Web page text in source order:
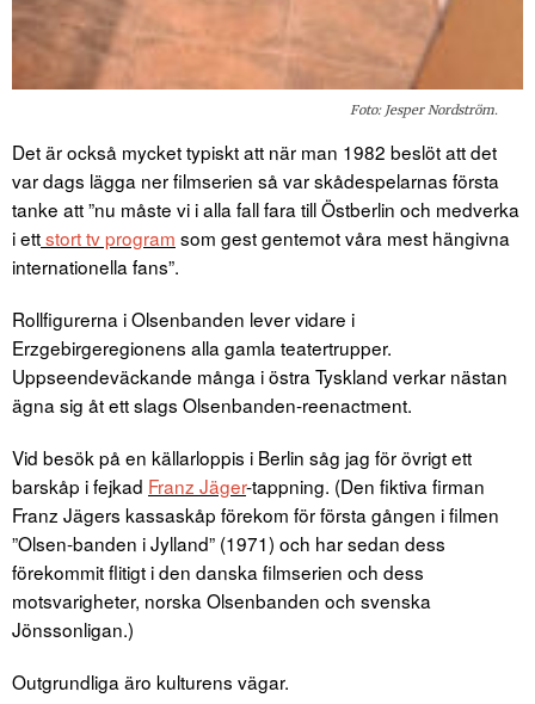
Foto: Jesper Nordström.
Det är också mycket typiskt att när man 1982 beslöt att det
var dags lägga ner filmserien så var skådespelarnas första
tanke att ”nu måste vi i alla fall fara till Östberlin och medverka
i ettstort tv program som gest gentemot våra mest hängivna
internationella fans”.
Rollfigurerna i Olsenbanden lever vidare i
Erzgebirgeregionens alla gamla teatertrupper.
Uppseendeväckande många i östra Tyskland verkar nästan
ägna sig åt ett slags Olsenbanden-reenactment.
Vid besök på en källarloppis i Berlin såg jag för övrigt ett
barskåp i fejkad Franz Jäger-tappning. (Den fiktiva firman
Franz Jägers kassaskåp förekom för första gången i filmen
”Olsen-banden i Jylland” (1971) och har sedan dess
förekommit flitigt i den danska filmserien och dess
motsvarigheter, norska Olsenbanden och svenska
Jönssonligan.)
Outgrundliga äro kulturens vägar.